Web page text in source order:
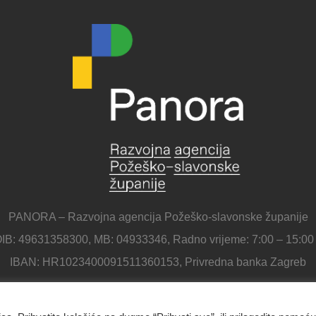
PANORA – Razvojna agencija Požeško-slavonske županije
49631358300, MB: 04933346, Radno vrijeme: 7:00 – 15:00
IBAN: HR1023400091511360153, Privredna banka Zagreb